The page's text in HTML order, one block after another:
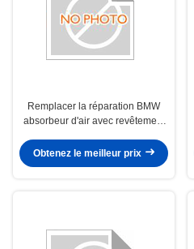
Remplacer la réparation BMW
absorbeur d'air avec revêtement
pour BMW G70 735i 740i 740d
Obtenez le meilleur prix